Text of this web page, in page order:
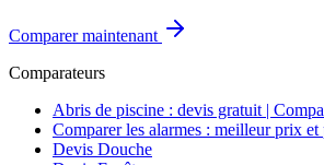
Comparer maintenant
Comparateurs
Abris de piscine : devis gratuit |
Comparer les alarmes : meilleur prix et
Devis Douche